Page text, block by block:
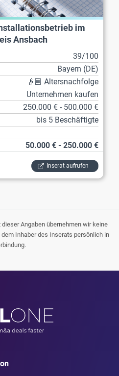
im
Ansbach
39/100
Bayern (DE)
👴🏼 Altersnachfolge
Unternehmen kaufen
250.000 € - 500.000 €
bis 5 Beschäftigte
50.000 € - 250.000 €
Inserat aufrufen
Angaben übernehmen wir keine
Inhaber des Inserats persönlich in